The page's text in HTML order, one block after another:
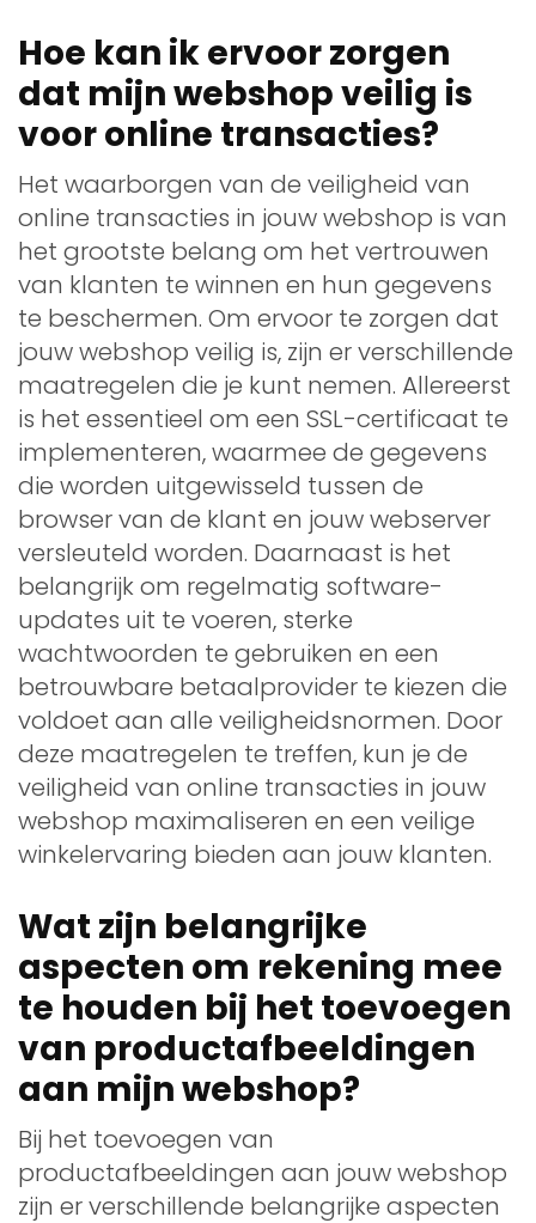
Hoe kan ik ervoor zorgen
dat mijn webshop veilig is
voor online transacties?
Het waarborgen van de veiligheid van
online transacties in jouw webshop is van
het grootste belang om het vertrouwen
van klanten te winnen en hun gegevens
te beschermen. Om ervoor te zorgen dat
jouw webshop veilig is, zijn er verschillende
maatregelen die je kunt nemen. Allereerst
is het essentieel om een SSL-certificaat te
implementeren, waarmee de gegevens
die worden uitgewisseld tussen de
browser van de klant en jouw webserver
versleuteld worden. Daarnaast is het
belangrijk om regelmatig software-
updates uit te voeren, sterke
wachtwoorden te gebruiken en een
betrouwbare betaalprovider te kiezen die
voldoet aan alle veiligheidsnormen. Door
deze maatregelen te treffen, kun je de
veiligheid van online transacties in jouw
webshop maximaliseren en een veilige
winkelervaring bieden aan jouw klanten.
Wat zijn belangrijke
aspecten om rekening mee
te houden bij het toevoegen
van productafbeeldingen
aan mijn webshop?
Bij het toevoegen van
productafbeeldingen aan jouw webshop
zijn er verschillende belangrijke aspecten